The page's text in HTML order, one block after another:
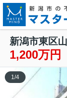
新潟市東区
1,200万円
1 /4